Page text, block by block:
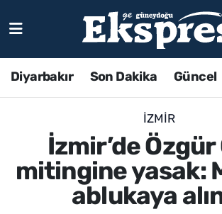
Diyarbakır Son Dakika Güncel
İZMIR
İzmir’de Özgür
mitingine yasak:
ablukaya